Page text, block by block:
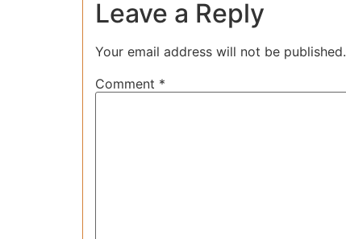
Leave a Reply
Your email address will not be published.
Comment *